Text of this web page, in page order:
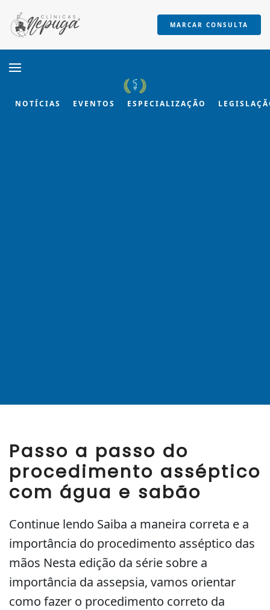
Skip to main content
MARCAR CONSULTA
NOTÍCIAS EVENTOS ESPECIALIZAÇÃO
Passo a passo do
procedimento asséptico
com água e sabão
Continue lendo Saiba a maneira correta e a
importância do procedimento asséptico das
mãos Nesta edição da série sobre a
importância da assepsia, vamos orientar
como fazer o procedimento correto da